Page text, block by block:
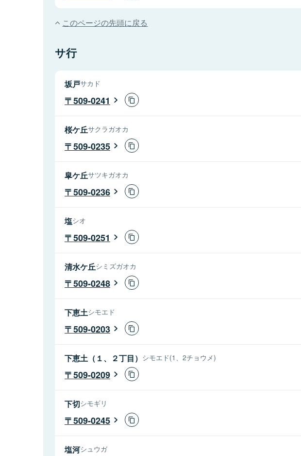
このページの先頭に戻る
サ行
坂戸サカド
509-0241
桜ケ丘サクラガオカ
509-0235
皐ケ丘サツキガオカ
509-0236
塩シオ
509-0251
清水ケ丘シミズガオカ
509-0248
下恵土シモエド
509-0203
下恵土（１、２丁目） シモエド(1、2チョウメ)
509-0209
下切シモギリ
509-0245
塩河シュウガ